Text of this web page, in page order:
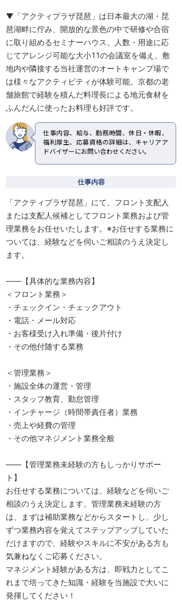
▼「アクティプラザ琵琶」は日本最大の湖・琵
琶湖畔に佇み、開放的な景色の中で研修や合宿
に取り組めるセミナーハウス。人数・用途に応
じてアレンジ可能な大小11の会議室を備え、敷
地内や隣接する当社運営のオートキャンプ場で
は様々なアクティビティが体験可能。京都の老
舗旅館で経験を積んだ料理長による地元食材を
ふんだんに使ったお料理も好評です。
仕事内容、給与、勤務時間、休日・休暇、
福利厚生、応募資格の詳細は、キャリアア
ドバイザーにお問い合わせください。
仕事内容
「アクティプラザ琵琶」にて、フロント支配人
または支配人候補としてフロント業務および管
理業務をお任せいたします。※お任せする業務に
ついては、経験などを伺いご相談のうえ決定し
ます。
――【具体的な業務内容】
＜フロント業務＞
・チェックイン・チェックアウト
・電話・メール対応
・お客様受け入れ準備・後片付け
・その他付随する業務
＜管理業務＞
・施設全体の運営・管理
・スタッフ教育、勤怠管理
・インチャージ（時間帯責任者）業務
・売上や経費の管理
・その他マネジメント業務全般
――【管理業務未経験の方もしっかりサポー
ト】
お任せする業務については、経験などを伺いご
相談のうえ決定します。管理業務未経験の方
は、まずは補助業務などからスタートし、少し
ずつ業務内容を覚えてステップアップしていた
だけますので、経験やスキルに不安がある方も
気兼ねなくご応募ください。
マネジメント経験がある方は、即戦力としてこ
れまで培ってきた知識・経験を当施設で大いに
発揮してください！